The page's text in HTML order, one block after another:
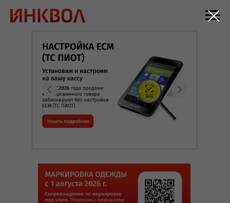
Мега-Ком. Онлайн-Кассы. Программы 1С